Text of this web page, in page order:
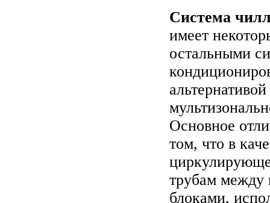
Система
имеет
остальными
Основное
том, что в
трубам
блоками,